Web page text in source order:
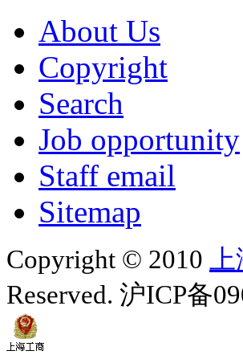
About Us
Copyright
Search
Job opportunity
Staff email
Sitemap
Copyright © 2010
Reserved. 沪ICP备